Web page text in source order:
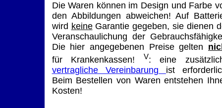
Die Waren können im Design und Farbe
den Abbildungen abweichen! Auf
wird keineGarantie gegeben, sie dienen
Veranschaulichung der
Die hier angegebenen Preise gelten
für Krankenkassen!
V: eine
vertragliche Vereinbarung ist
Beim Bestellen von Waren entstehen
Kosten!